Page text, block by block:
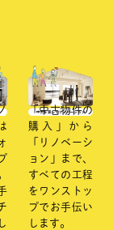
「中古物件の
購入」から
「リノベーシ
ョン」まで、
すべての工程
をワンストッ
プでお手伝い
します。